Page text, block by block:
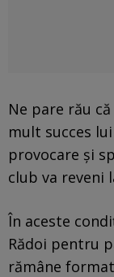
Ne pare rău
mult succes
provocare și
club va reveni
În aceste
Rădoi pentru
rămâne